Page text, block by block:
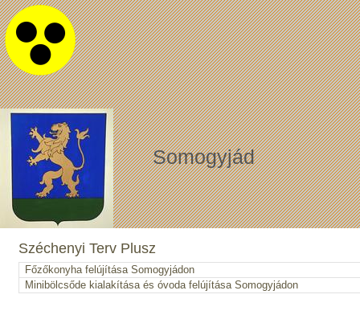
Somogyjád
Széchenyi Terv Plusz
Főzőkonyha felújítása Somogyjádon
Minibölcsőde kialakítása és óvoda felújítása Somogyjádon